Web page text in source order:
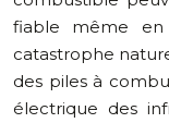
fiable même
catastrophe
des piles à
électrique des